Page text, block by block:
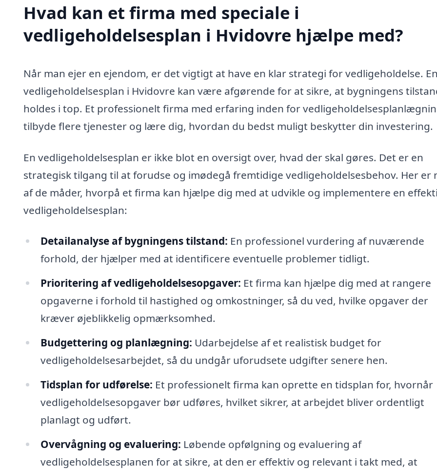
Hvad kan et firma med speciale i
vedligeholdelsesplan i Hvidovre hjælpe med?
Når man ejer en ejendom, er det vigtigt at have en klar strategi for vedligeholdelse.
vedligeholdelsesplan i Hvidovre kan være afgørende for at sikre, at bygningens
holdes i top. Et professionelt firma med erfaring inden for
tilbyde flere tjenester og lære dig, hvordan du bedst muligt beskytter din investering.
En vedligeholdelsesplan er ikke blot en oversigt over, hvad der skal gøres. Det er en
strategisk tilgang til at forudse og imødegå fremtidige vedligeholdelsesbehov. Her er
af de måder, hvorpå et firma kan hjælpe dig med at udvikle og implementere en
vedligeholdelsesplan:
Detailanalyse af bygningens tilstand: En professionel vurdering af nuværende
forhold, der hjælper med at identificere eventuelle problemer tidligt.
Prioritering af vedligeholdelsesopgaver: Et firma kan hjælpe dig med at rangere
opgaverne i forhold til hastighed og omkostninger, så du ved, hvilke opgaver der
kræver øjeblikkelig opmærksomhed.
Budgettering og planlægning: Udarbejdelse af et realistisk budget for
vedligeholdelsesarbejdet, så du undgår uforudsete udgifter senere hen.
Tidsplan for udførelse: Et professionelt firma kan oprette en tidsplan for, hvornår
vedligeholdelsesopgaver bør udføres, hvilket sikrer, at arbejdet bliver ordentligt
planlagt og udført.
Overvågning og evaluering: Løbende opfølgning og evaluering af
vedligeholdelsesplanen for at sikre, at den er effektiv og relevant i takt med, at